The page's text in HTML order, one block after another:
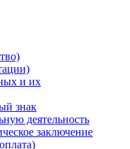
и их
знак
деятельность
заключение